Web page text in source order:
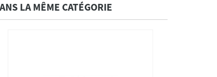
LA MÊME CATÉGORIE